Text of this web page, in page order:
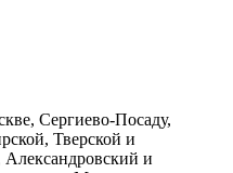
Сергиево-Посаду,
Тверской и
и